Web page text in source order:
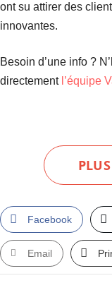
ont su attirer des
innovantes.
Besoin d’une info ?
directement l’équipe
Facebook
Email